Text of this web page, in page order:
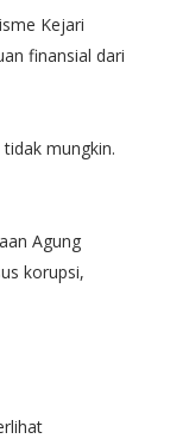
Kejari
finansial dari
mungkin.
Agung
korupsi,